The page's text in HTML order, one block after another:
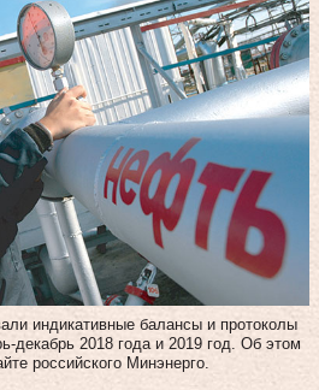
индикативные балансы и протоколы
декабрь 2018 года и 2019 год. Об этом
российского Минэнерго.